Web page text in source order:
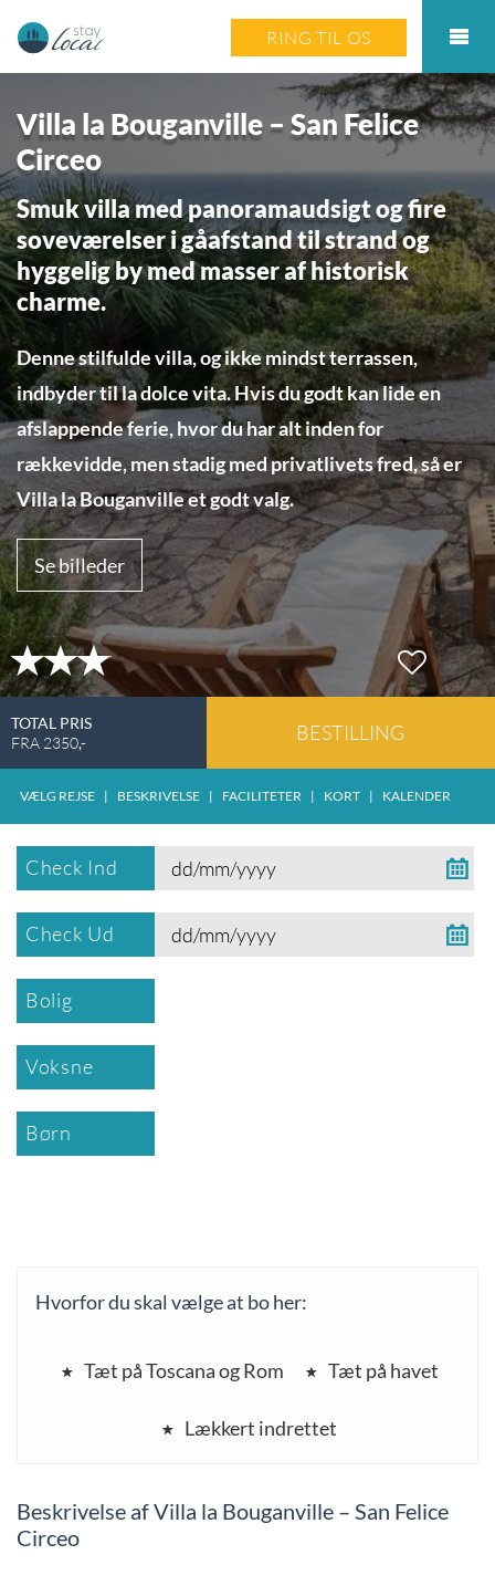
RING TIL OS
Villa la Bouganville – San Felice
Circeo
Smuk villa med panoramaudsigt og fire
soveværelser i gåafstand til strand og
hyggelig by med masser af historisk
charme.
Denne stilfulde villa, og ikke mindst terrassen,
indbyder til la dolce vita. Hvis du godt kan lide en
afslappende ferie, hvor du har alt inden for
rækkevidde, men stadig med privatlivets fred, så er
Villa la Bouganville et godt valg.
Se billeder
TOTAL PRIS
FRA 2350,- BESTILLING
VÆLG REJSE | BESKRIVELSE | FACILITETER | KORT | KALENDER
Check Ind
Check Ud
Bolig
Voksne
Børn
Hvorfor du skal vælge at bo her:
Tæt på Toscana og Rom Tæt på havet
Lækkert indrettet
Beskrivelse af Villa la Bouganville – San Felice
Circeo